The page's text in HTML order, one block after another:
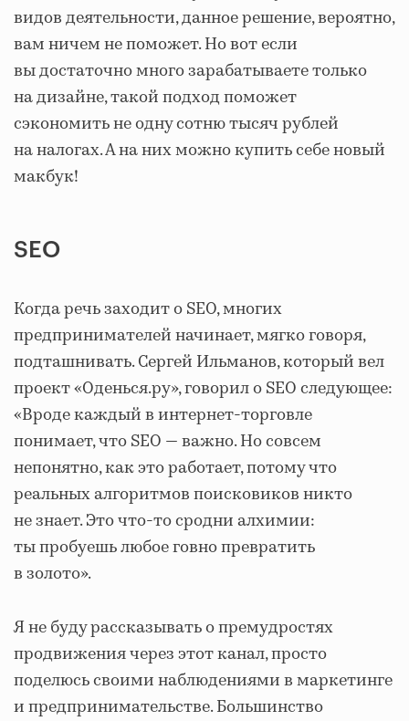
видов деятельности, данное решение, вероятно,
вам ничем не поможет. Но вот если
вы достаточно много зарабатываете только
на дизайне, такой подход поможет
сэкономить не одну сотню тысяч рублей
на налогах. А на них можно купить себе новый
макбук!
SEO
Когда речь заходит о SEO, многих
предпринимателей начинает, мягко говоря,
подташнивать. Сергей Ильманов, который вел
проект «Оденься.ру», говорил о SEO следующее:
«Вроде каждый в интернет-торговле
понимает, что SEO — важно. Но совсем
непонятно, как это работает, потому что
реальных алгоритмов поисковиков никто
не знает. Это что-то сродни алхимии:
ты пробуешь любое говно превратить
в золото».
Я не буду рассказывать о премудростях
продвижения через этот канал, просто
поделюсь своими наблюдениями в маркетинге
и предпринимательстве. Большинство